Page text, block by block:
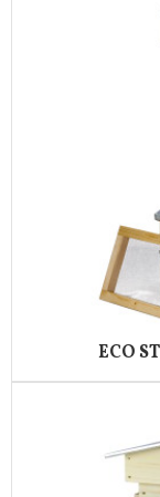
ECO